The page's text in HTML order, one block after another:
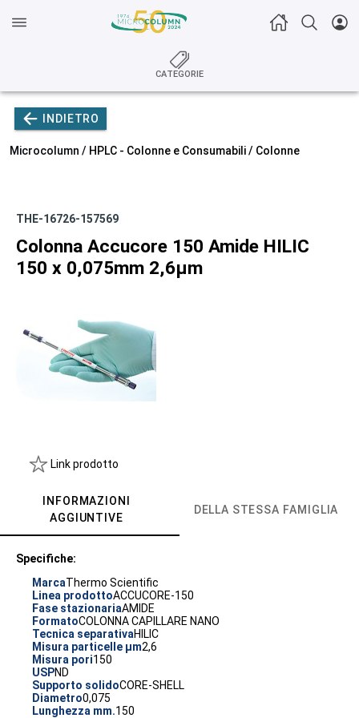
CATEGORIE
INDIETRO
Microcolumn / HPLC - Colonne e Consumabili/ Colonne
THE-16726-157569
Colonna Accucore 150 Amide HILIC
150 x 0,075mm 2,6µm
Link prodotto
INFORMAZIONI
AGGIUNTIVE
DELLA STESSA FAMIGLIA
Specifiche:
MarcaThermo Scientific
Linea prodottoACCUCORE-150
Fase stazionariaAMIDE
FormatoCOLONNA CAPILLARE NANO
Tecnica separativaHILIC
Misura particelle µm2,6
Misura pori150
USPND
Supporto solidoCORE-SHELL
Diametro0,075
Lunghezza mm.150